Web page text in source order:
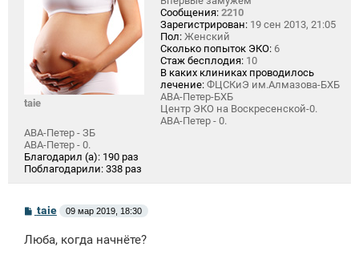
taie
Сообщения: 2210
Зарегистрирован: 19 сен 2013, 21:05
Пол: Женский
Сколько попыток ЭКО: 6
Стаж бесплодия: 10
В каких клиниках проводилось
лечение: ФЦСКиЭ им.Алмазова-БХБ
АВА-Петер-БХБ
Центр ЭКО на Воскресенской-0.
АВА-Петер - 0.
АВА-Петер - ЗБ
АВА-Петер - 0.
Благодарил (а): 190 раз
Поблагодарили: 338 раз
С
б
taie 09 мар 2019, 18:30
Люба, когда начнёте?